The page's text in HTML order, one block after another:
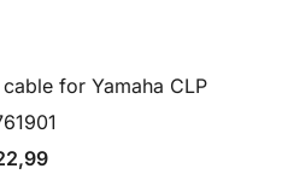
for Yamaha CLP